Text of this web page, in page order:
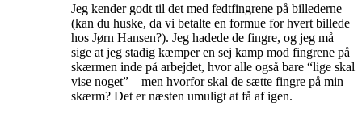
Jeg kender godt til det med fedtfingrene på billederne
(kan du huske, da vi betalte en formue for hvert billede
hos Jørn Hansen?). Jeg hadede de fingre, og jeg må
sige at jeg stadig kæmper en sej kamp mod fingrene på
skærmen inde på arbejdet, hvor alle også bare “lige skal
vise noget” – men hvorfor skal de sætte fingre på min
skærm? Det er næsten umuligt at få af igen.